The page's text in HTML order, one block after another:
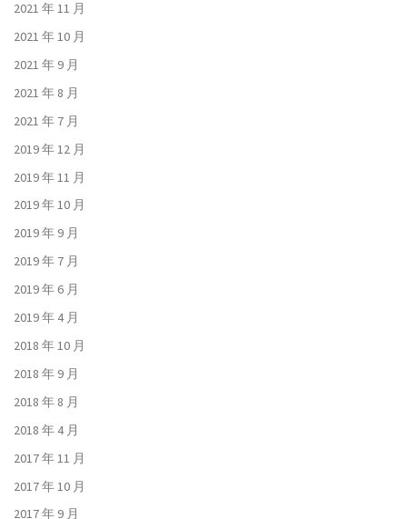
2021 年 11 月
2021 年 10 月
2021 年 9 月
2021 年 8 月
2021 年 7 月
2019 年 12 月
2019 年 11 月
2019 年 10 月
2019 年 9 月
2019 年 7 月
2019 年 6 月
2019 年 4 月
2018 年 10 月
2018 年 9 月
2018 年 8 月
2018 年 4 月
2017 年 11 月
2017 年 10 月
2017 年 9 月